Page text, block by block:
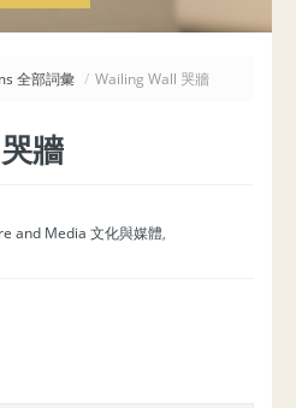
全部詞彙 / Wailing Wall 哭牆
牆
and Media 文化與媒體,